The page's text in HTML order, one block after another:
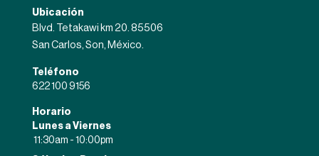
Ubicación
Blvd. Tetakawi km 20. 85506
San Carlos, Son, México.
Teléfono
622 100 9156
Horario
Lunes a Viernes
11:30am - 10:00pm